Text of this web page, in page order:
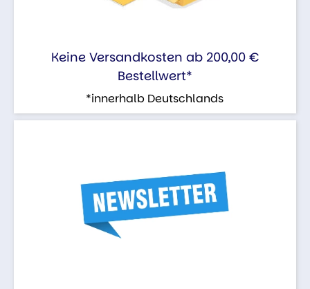
Keine Versandkosten ab 200,00 €
Bestellwert*
*innerhalb Deutschlands